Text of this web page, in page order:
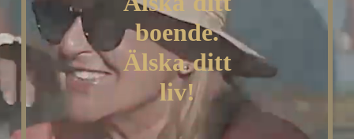
boende.
Älska ditt
liv!